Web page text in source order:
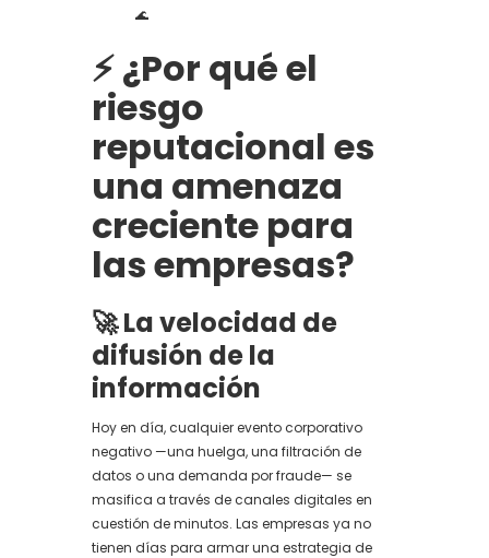
🌊
⚡ ¿Por qué el
riesgo
reputacional es
una amenaza
creciente para
las empresas?
🚀 La velocidad de
difusión de la
información
Hoy en día, cualquier evento corporativo
negativo —una huelga, una filtración de
datos o una demanda por fraude— se
masifica a través de canales digitales en
cuestión de minutos. Las empresas ya no
tienen días para armar una estrategia de